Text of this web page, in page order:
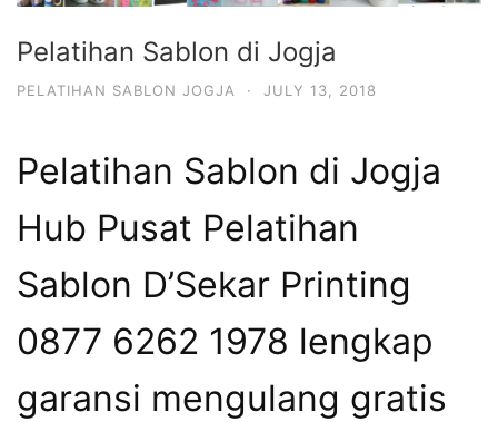
Pelatihan Sablon di Jogja
PELATIHAN SABLON JOGJA · JULY 13, 2018
Pelatihan Sablon di Jogja
Hub Pusat Pelatihan
Sablon D’Sekar Printing
0877 6262 1978 lengkap
garansi mengulang gratis